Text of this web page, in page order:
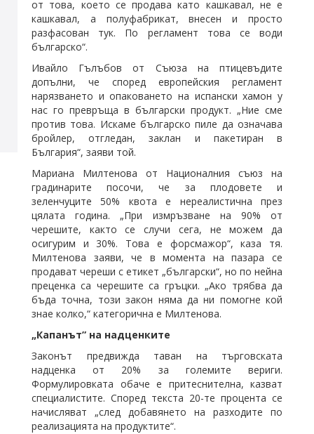
от това, което се продава като кашкавал, не е
кашкавал, а полуфабрикат, внесен и просто
разфасован тук. По регламент това се води
българско“.
Ивайло Гълъбов от Съюза на птицевъдите
допълни, че според европейския регламент
нарязването и опаковането на испански хамон у
нас го превръща в български продукт. „Ние сме
против това. Искаме българско пиле да означава
бройлер, отгледан, заклан и пакетиран в
България“, заяви той.
Мариана Милтенова от Националния съюз на
градинарите посочи, че за плодовете и
зеленчуците 50% квота е нереалистична през
цялата година. „При измръзване на 90% от
черешите, както се случи сега, не можем да
осигурим и 30%. Това е форсмажор“, каза тя.
Милтенова заяви, че в момента на пазара се
продават череши с етикет „български“, но по нейна
преценка са черешите са гръцки. „Ако трябва да
бъда точна, този закон няма да ни помогне кой
знае колко,“ категорична е Милтенова.
„Капанът” на надценките
Законът предвижда таван на търговската
надценка от 20% за големите вериги.
Формулировката обаче е притеснителна, казват
специалистите. Според текста 20-те процента се
начисляват „след добавянето на разходите по
реализацията на продуктите“.